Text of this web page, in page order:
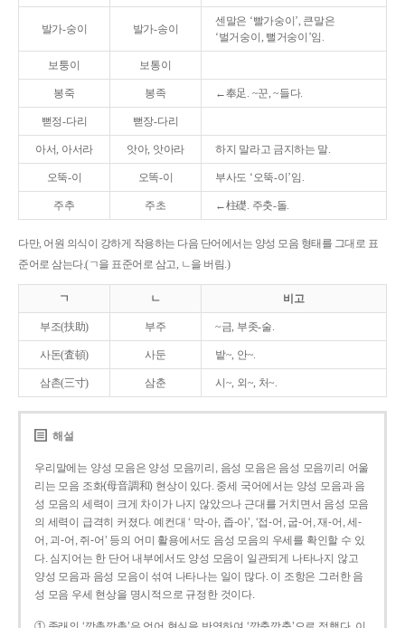
발가-숭이 발가-송이
센말은 ‘빨가숭이’, 큰말은
‘벌거숭이, 뻘거숭이’임.
보퉁이 보통이
봉죽 봉족 ←奉足. ~꾼, ~들다.
뻗정-다리 뻗장-다리
아서, 아서라 앗아, 앗아라 하지 말라고 금지하는 말.
오뚝-이 오똑-이 부사도 ‘오뚝-이’임.
주추 주초 ←柱礎. 주춧-돌.
다만, 어원 의식이 강하게 작용하는 다음 단어에서는 양성 모음 형태를 그대로 표
준어로 삼는다.(ㄱ을 표준어로 삼고, ㄴ을 버림.)
ㄱ ㄴ 비고
부조(扶助) 부주 ~금, 부좃-술.
사돈(査頓) 사둔 밭~, 안~.
삼촌(三寸) 삼춘 시~, 외~, 처~.
해설
우리말에는 양성 모음은 양성 모음끼리, 음성 모음은 음성 모음끼리 어울
리는 모음 조화(母音調和) 현상이 있다. 중세 국어에서는 양성 모음과 음
성 모음의 세력이 크게 차이가 나지 않았으나 근대를 거치면서 음성 모음
의 세력이 급격히 커졌다. 예컨대 ‘ 막-아, 좁-아’, ‘접-어, 굽-어, 재-어, 세-
어, 괴-어, 쥐-어’ 등의 어미 활용에서도 음성 모음의 우세를 확인할 수 있
다. 심지어는 한 단어 내부에서도 양성 모음이 일관되게 나타나지 않고
양성 모음과 음성 모음이 섞여 나타나는 일이 많다. 이 조항은 그러한 음
성 모음 우세 현상을 명시적으로 규정한 것이다.